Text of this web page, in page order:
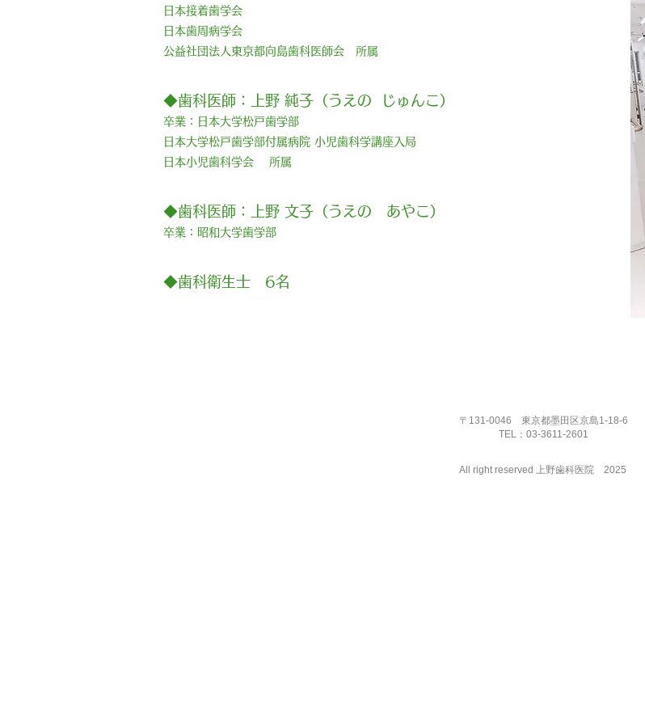
日本接着歯学会
日本歯周病学会
公益社団法人東京都​向島歯科医師会 所属
◆歯科医師：上野 純子（うえの じゅんこ）
卒業：日本大学松戸歯学部
日本大学松戸歯学部付属病院 小児歯科学講座入局
日本小児歯科学会 所属
◆歯科医師：上野 文子（うえの あやこ）
卒業：昭和大学歯学部
​◆歯科衛生士 6名
〒131-0046 東京都墨田区京島1-18-6
TEL：03-3611-2601​
All right reserved ​上野歯科医院 2025